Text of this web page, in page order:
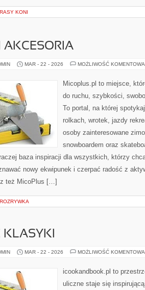
RASY KONI
AKCESORIA
MAR - 22 - 2026 MOŻLIWOŚĆ
Micoplus.pl to miejsce,
do ruchu, szybkości,
To portal, na której
rolkach, wrotek, jazdy
osoby zainteresowane
snowboardem oraz
baza inspiracji dla wszystkich, którzy
nowy ekwipunek i czerpać radość z
też MicoPlus […]
ROZRYWKA
KLASYKI
MAR - 22 - 2026 MOŻLIWOŚĆ
icookandbook.pl to
uliczne staje się